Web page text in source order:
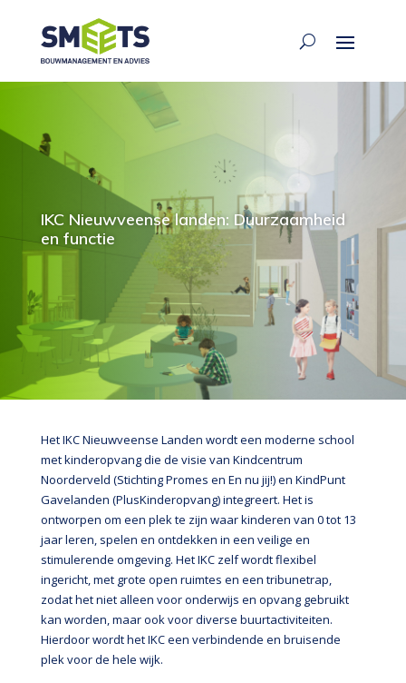
IKC Nieuwveense landen: Duurzaamheid
en functie
Het IKC Nieuwveense Landen wordt een moderne school
met kinderopvang die de visie van Kindcentrum
Noorderveld (Stichting Promes en En nu jij!) en KindPunt
Gavelanden (PlusKinderopvang) integreert. Het is
ontworpen om een plek te zijn waar kinderen van 0 tot 13
jaar leren, spelen en ontdekken in een veilige en
stimulerende omgeving. Het IKC zelf wordt flexibel
ingericht, met grote open ruimtes en een tribunetrap,
zodat het niet alleen voor onderwijs en opvang gebruikt
kan worden, maar ook voor diverse buurtactiviteiten.
Hierdoor wordt het IKC een verbindende en bruisende
plek voor de hele wijk.